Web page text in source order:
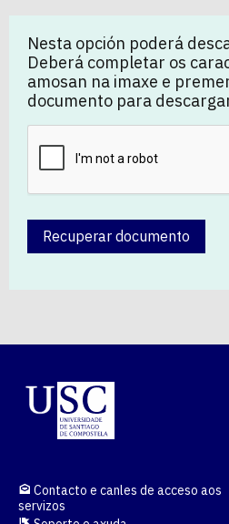
Nesta opción poderá
Deberá completar os
amosan na imaxe e
documento para
Recuperar documento
Contacto e canles de acceso aos
servizos